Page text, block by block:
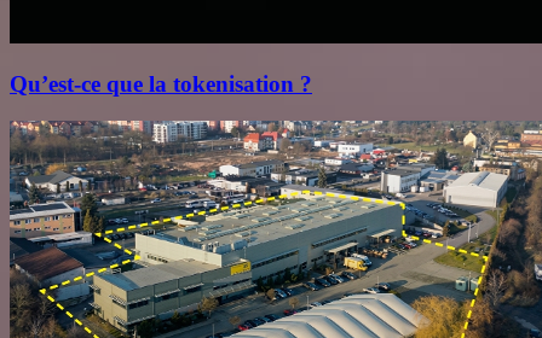
Qu’est‑ce que la tokenisation ?